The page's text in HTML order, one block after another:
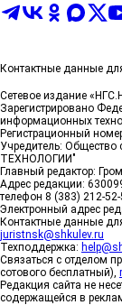
Контактные данные
Сетевое издание
Зарегистрировано
информационных
Регистрационный
Учредитель: Общество
ТЕХНОЛОГИИ"
Главный редактор:
Адрес редакции:
телефон 8 (383) 212-
Электронный адрес
Контактные данные
juristnsk@shkulev.ru
Техподдержка:
Связаться с отделом
сотового бесплатный),
Редакция сайта не
содержащейся в